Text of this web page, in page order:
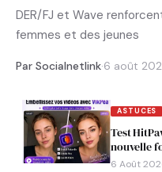
DER/FJ et Wave
femmes et des jeunes
Par Socialnetlink·6 août
ASTUCES
Test
nouvelle
6 Août